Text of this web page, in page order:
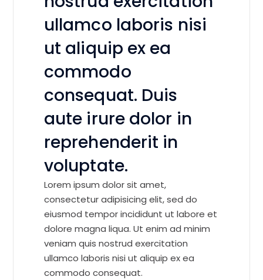
ullamco laboris nisi
ut aliquip ex ea
commodo
consequat. Duis
aute irure dolor in
reprehenderit in
voluptate.
Lorem ipsum dolor sit amet,
consectetur adipisicing elit, sed do
eiusmod tempor incididunt ut labore et
dolore magna liqua. Ut enim ad minim
veniam quis nostrud exercitation
ullamco laboris nisi ut aliquip ex ea
commodo consequat.